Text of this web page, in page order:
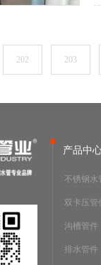
202 203
产品中
不锈钢水
双卡压管
沟槽管件
排水管件